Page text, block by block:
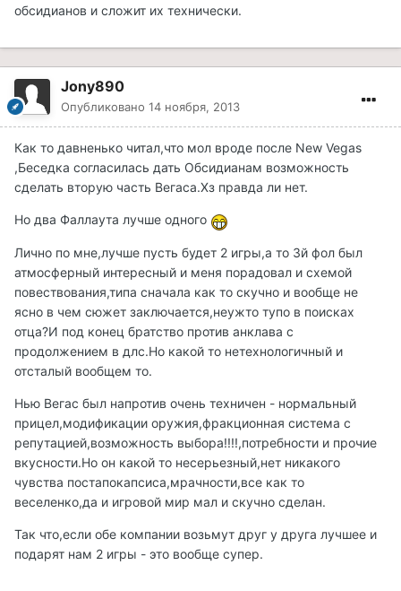
обсидианов и сложит их технически.
Jony890
Опубликовано 14 ноября, 2013
Как то давненько читал,что мол вроде после New Vegas
,Беседка согласилась дать Обсидианам возможность
сделать вторую часть Вегаса.Хз правда ли нет.
Но два Фаллаута лучше одного
Лично по мне,лучше пусть будет 2 игры,а то 3й фол был
атмосферный интересный и меня порадовал и схемой
повествования,типа сначала как то скучно и вообще не
ясно в чем сюжет заключается,неужто тупо в поисках
отца?И под конец братство против анклава с
продолжением в длс.Но какой то нетехнологичный и
отсталый вообщем то.
Нью Вегас был напротив очень техничен - нормальный
прицел,модификации оружия,фракционная система с
репутацией,возможность выбора!!!!,потребности и прочие
вкусности.Но он какой то несерьезный,нет никакого
чувства постапокапсиса,мрачности,все как то
веселенко,да и игровой мир мал и скучно сделан.
Так что,если обе компании возьмут друг у друга лучшее и
подарят нам 2 игры - это вообще супер.